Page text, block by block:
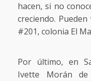
hacen, si no
creciendo.
#201, colonia El
Por último, en
Ivette Morán